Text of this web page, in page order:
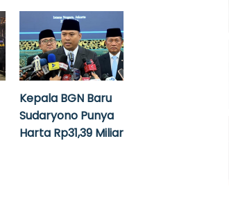
Kepala BGN Baru
Sudaryono Punya
Harta Rp31,39 Miliar